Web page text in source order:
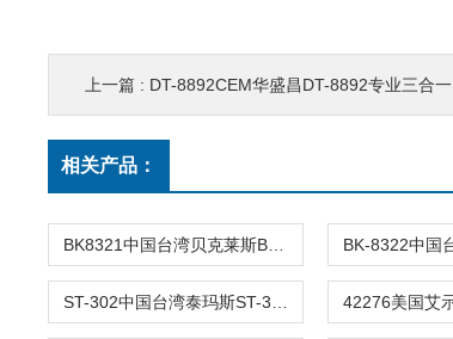
上一篇 : DT-8892CEM华盛昌DT-8892专业三合一温湿
相关产品：